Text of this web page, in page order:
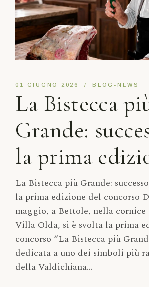
01 GIUGNO 2026 BLOG-NEWS
La Bistecca
Grande:
la prima
La Bistecca più Grande:
la prima edizione del concorso
maggio, a Bettole, nella cornice
Villa Olda, si è svolta la prima
concorso “La Bistecca più
dedicata a uno dei simboli più
della Valdichiana...